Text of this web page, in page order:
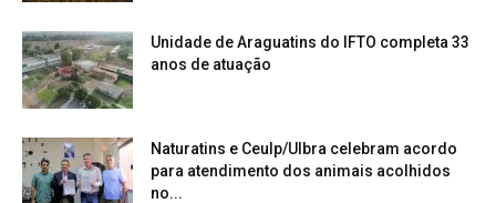
Unidade de Araguatins do IFTO completa 33
anos de atuação
Naturatins e Ceulp/Ulbra celebram acordo
para atendimento dos animais acolhidos
no...